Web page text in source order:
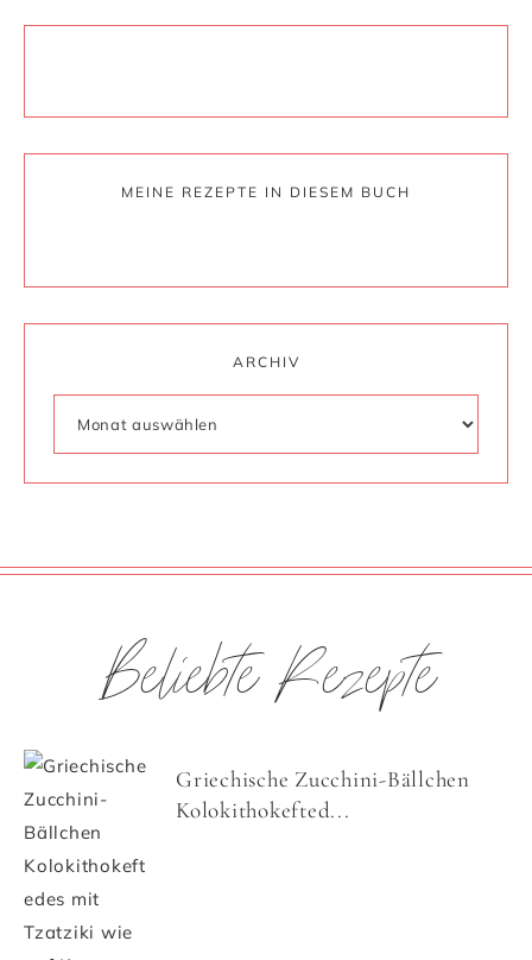
MEINE REZEPTE IN DIESEM BUCH
ARCHIV
Beliebte Rezepte
Griechische Zucchini-Bällchen
Kolokithokefted...